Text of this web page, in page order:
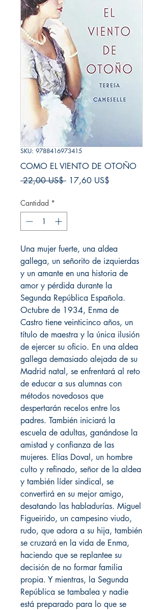
SKU: 9788416973415
COMO EL VIENTO DE OTOÑO
22,00 US$ Precio
17,60 US$
Cantidad *
Una mujer fuerte, una aldea
gallega, un señorito de izquierdas
y un amante en una historia de
amor y pérdida durante la
Segunda República Española.
Octubre de 1934, Enma de
Castro tiene veinticinco años, un
título de maestra y la única ilusión
de ejercer su oficio. En una aldea
gallega demasiado alejada de su
Madrid natal, se enfrentará al reto
de educar a sus alumnas con
métodos novedosos que
despertarán recelos entre los
padres. También iniciará la
escuela de adultas, ganándose la
amistad y confianza de las
mujeres. Elías Doval, un hombre
culto y refinado, señor de la aldea
y también líder sindical, se
convertirá en su mejor amigo,
desatando las habladurías. Miguel
Figueirido, un campesino viudo,
rudo, que adora a su hija, también
se cruzará en la vida de Enma,
haciendo que se replantee su
decisión de no formar familia
propia. Y mientras, la Segunda
República se tambalea y nadie
está preparado para lo que se